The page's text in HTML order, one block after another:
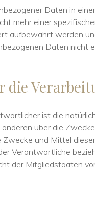
Daten in
mehr einer
aufbewahrt werden
Daten nicht
die
ist die
über die
und Mittel
Verantwortliche
der Mitgliedstaaten